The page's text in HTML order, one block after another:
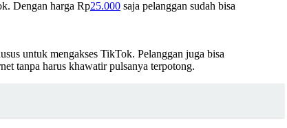
Dengan harga Rp25.000 saja pelanggan sudah bisa
untuk mengakses TikTok. Pelanggan juga bisa
tanpa harus khawatir pulsanya terpotong.